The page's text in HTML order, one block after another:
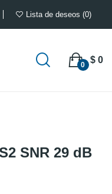
Lista de deseos 0
$ 0
0
SNR 29 dB